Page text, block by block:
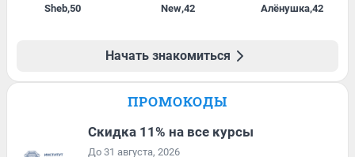
Sheb,50 New,42 Алёнушка,42
Начать знакомиться
ПРОМОКОДЫ
Скидка 11% на все курсы
До 31 августа, 2026